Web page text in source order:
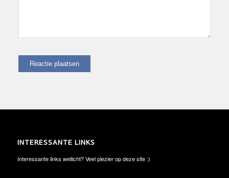
INTERESSANTE LINKS
Interessante links wellicht? Veel plezier op deze site :)